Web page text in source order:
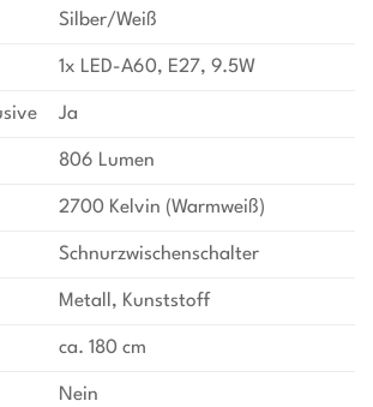
Silber/Weiß
1x LED-A60, E27, 9.5W
Ja
806 Lumen
2700 Kelvin (Warmweiß)
Schnurzwischenschalter
Metall, Kunststoff
ca. 180 cm
Nein